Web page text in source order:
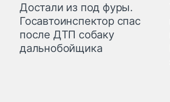
Достали из под фуры.
Госавтоинспектор спас
после ДТП собаку
дальнобойщика